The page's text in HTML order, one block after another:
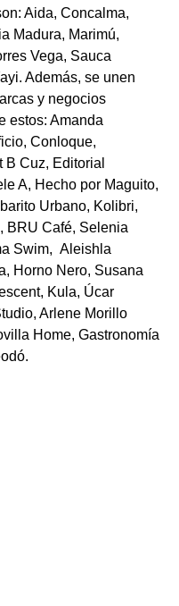
Aida, Concalma,
Madura, Marimú,
Vega, Sauca
Además, se unen
y negocios
estos: Amanda
Conloque,
B Cuz, Editorial
A, Hecho por Maguito,
Urbano, Kolibri,
BRU Café, Selenia
Swim, Aleishla
Horno Nero, Susana
Kula, Úcar
Arlene Morillo
Home, Gastronomía